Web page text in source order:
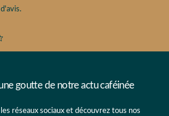
goutte de notre actu caféinée
réseaux sociaux et découvrez tous nos